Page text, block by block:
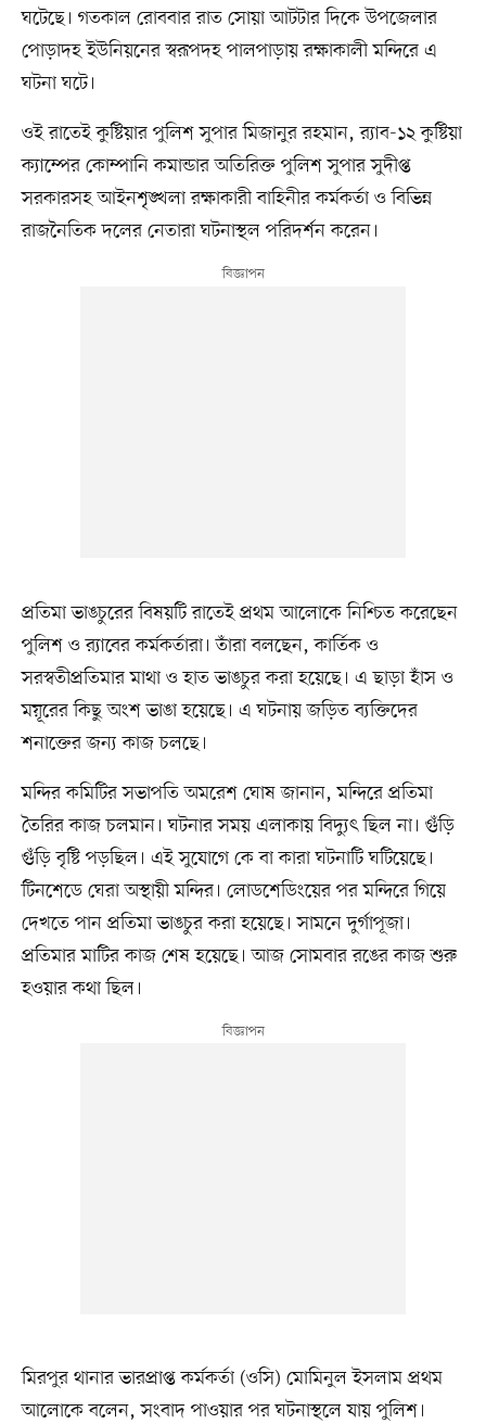
ঘটেছে। গতকাল রোববার রাত সোয়া আটটার দিকে উপজেলার
পোড়াদহ ইউনিয়নের স্বরূপদহ পালপাড়ায় রক্ষাকালী মন্দিরে এ
ঘটনা ঘটে।
ওই রাতেই কুষ্টিয়ার পুলিশ সুপার মিজানুর রহমান, র‍্যাব-১২ কুষ্টিয়া
ক্যাম্পের কোম্পানি কমান্ডার অতিরিক্ত পুলিশ সুপার সুদীপ্ত
সরকারসহ আইনশৃঙ্খলা রক্ষাকারী বাহিনীর কর্মকর্তা ও বিভিন্ন
রাজনৈতিক দলের নেতারা ঘটনাস্থল পরিদর্শন করেন।
প্রতিমা ভাঙচুরের বিষয়টি রাতেই প্রথম আলোকে নিশ্চিত করেছেন
পুলিশ ও র‍্যাবের কর্মকর্তারা। তাঁরা বলছেন, কার্তিক ও
সরস্বতীপ্রতিমার মাথা ও হাত ভাঙচুর করা হয়েছে। এ ছাড়া হাঁস ও
ময়ূরের কিছু অংশ ভাঙা হয়েছে। এ ঘটনায় জড়িত ব্যক্তিদের
শনাক্তের জন্য কাজ চলছে।
মন্দির কমিটির সভাপতি অমরেশ ঘোষ জানান, মন্দিরে প্রতিমা
তৈরির কাজ চলমান। ঘটনার সময় এলাকায় বিদ্যুৎ ছিল না। গুঁড়ি
গুঁড়ি বৃষ্টি পড়ছিল। এই সুযোগে কে বা কারা ঘটনাটি ঘটিয়েছে।
টিনশেডে ঘেরা অস্থায়ী মন্দির। লোডশেডিংয়ের পর মন্দিরে গিয়ে
দেখতে পান প্রতিমা ভাঙচুর করা হয়েছে। সামনে দুর্গাপূজা।
প্রতিমার মাটির কাজ শেষ হয়েছে। আজ সোমবার রঙের কাজ শুরু
হওয়ার কথা ছিল।
মিরপুর থানার ভারপ্রাপ্ত কর্মকর্তা (ওসি) মোমিনুল ইসলাম প্রথম
আলোকে বলেন, সংবাদ পাওয়ার পর ঘটনাস্থলে যায় পুলিশ।